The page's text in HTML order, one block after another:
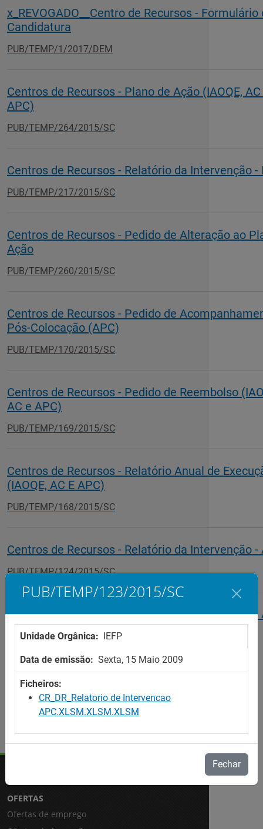
x_REVOGADO__Centro de Recursos - Formulário
Candidatura
PUB/TEMP/1/2017/DEM
Centros de Recursos - Plano de Ação (IAOQE,
APC)
PUB/TEMP/264/2015/SC
Centros de Recursos - Relatório da Intervenção -
PUB/TEMP/217/2015/SC
Centros de Recursos - Pedido de Alteração ao
Ação
PUB/TEMP/260/2015/SC
Centros de Recursos - Pedido de
Pós-Colocação (APC)
PUB/TEMP/170/2015/SC
Centros de Recursos - Pedido de Reembolso
AC e APC)
PUB/TEMP/169/2015/SC
Centros de Recursos - Relatório Anual de
(IAOQE, AC E APC)
PUB/TEMP/168/2015/SC
Centros de Recursos - Relatório da Intervenção -
PUB/TEMP/124/2015/SC
Centros de Recursos - Relatório da Intervenção -
PUB/TEMP/123/2015/SC
PUB/TEMP/123/2015/SC
Unidade Orgânica: IEFP
Data de emissão: Sexta, 15 Maio 2009
Ficheiros:
CR_DR_Relatorio de Intervencao
APC.XLSM.XLSM.XLSM
Fechar
OFERTAS
Ofertas de emprego